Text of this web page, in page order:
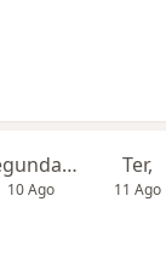
Segunda-feira
10 Ago
Ter,
11 Ago